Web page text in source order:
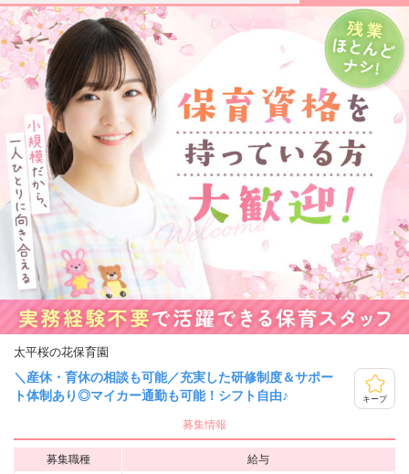
太平桜の花保育園
＼産休・育休の相談も可能／充実した研修制度＆サポー
ト体制あり◎マイカー通勤も可能！シフト自由♪
キープ
募集情報
募集職種 給与